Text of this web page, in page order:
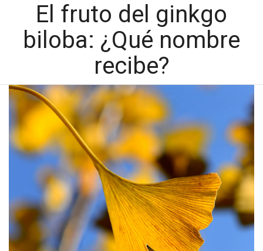
El fruto del ginkgo
biloba: ¿Qué nombre
recibe?